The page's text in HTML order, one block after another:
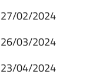
27/02/2024
26/03/2024
23/04/2024